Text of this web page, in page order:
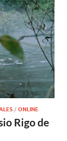
/ ONLINE
Rigo de